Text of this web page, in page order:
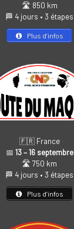
🛣️ 850 km
🏁 4 jours • 3 étapes
Plus d’infos
🇫🇷 France
📅 13 – 16 septembre
🛣️ 750 km
🏁 4 jours • 3 étapes
Plus d’infos